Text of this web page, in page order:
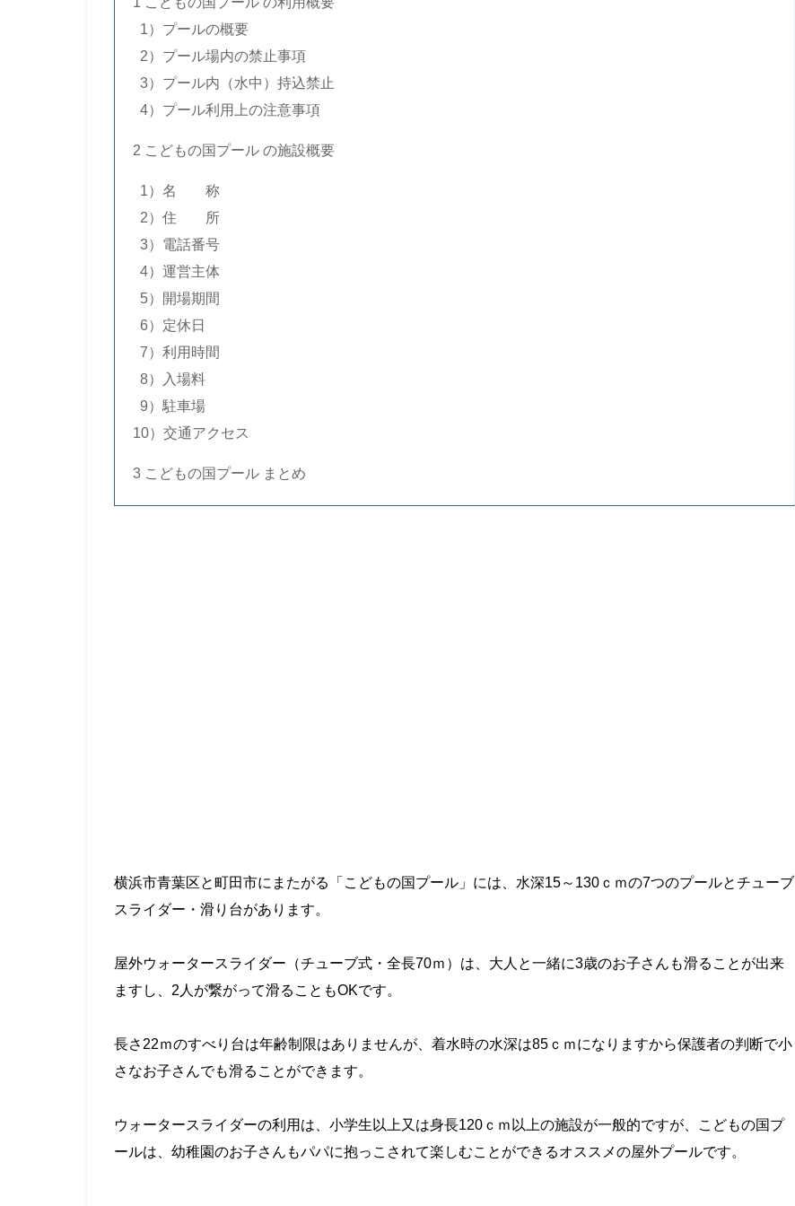
1）プールの概要
2）プール場内の禁止事項
3）プール内（水中）持込禁止
4）プール利用上の注意事項
2 こどもの国プール の施設概要
1）名 称
2）住 所
3）電話番号
4）運営主体
5）開場期間
6）定休日
7）利用時間
8）入場料
9）駐車場
10）交通アクセス
3 こどもの国プール まとめ
横浜市青葉区と町田市にまたがる「こどもの国プール」には、水深15～130ｃｍの7つのプールとチューブ
スライダー・ 滑り台があります。
屋外ウォータースライダー（チューブ式・全長70ｍ）は、 大人と一緒に3歳のお子さんも滑ることが出来
ますし、2人が繋がって滑ることもOKです。
長さ22ｍのすべり台は年齢制限はありませんが、着水時の水深は85ｃｍになりますから保護者の判断で小
さなお子さんでも滑ることができます。
ウォータースライダーの利用は、小学生以上又は身長120ｃｍ以上の施設が一般的ですが、こどもの国プ
ールは、幼稚園のお子さんもパパに抱っこされて楽しむことができるオススメの屋外プールです。